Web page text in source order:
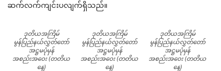
ဆက်လက်ကျင်းပလျက်ရှိသည်။
ဒုတိယအကြိမ်
မွန်ပြည်နယ်လွှတ်တော်
အဋ္ဌမပုံမှန်
အစည်းအဝေး (တတိယ
နေ့)
ဒုတိယအကြိမ်
မွန်ပြည်နယ်လွှတ်တော်
အဋ္ဌမပုံမှန်
အစည်းအဝေး (တတိယ
နေ့)
ဒုတိယအကြိမ်
မွန်ပြည်နယ်လွှတ်တော်
အဋ္ဌမပုံမှန်
အစည်းအဝေး (တတိယ
နေ့)